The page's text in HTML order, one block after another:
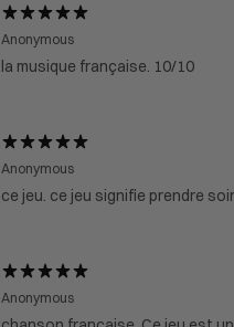
Anonymous
la musique française. 10/10
Anonymous
ce jeu. ce jeu signifie prendre
Anonymous